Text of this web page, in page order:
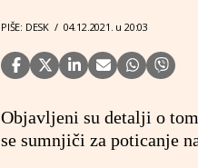
PIŠE: DESK / 04.12.2021. u 20:03
Objavljeni su detalji o
se sumnjiči za poticanje